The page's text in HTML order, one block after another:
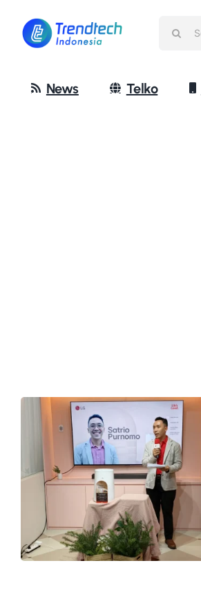
content
News Telko